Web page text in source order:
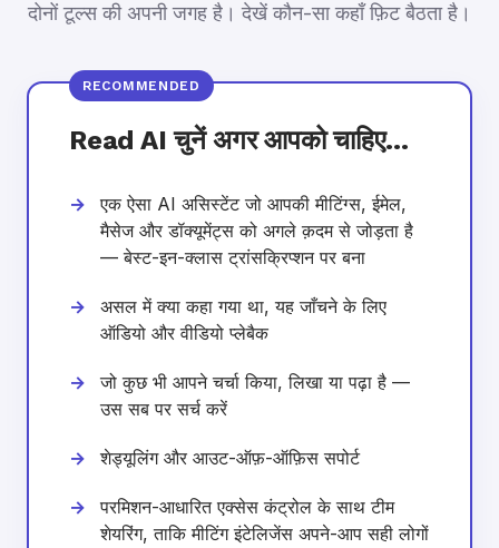
दोनों टूल्स की अपनी जगह है। देखें कौन-सा कहाँ फ़िट बैठता है।
Read AI चुनें अगर आपको चाहिए…
एक ऐसा AI असिस्टेंट जो आपकी मीटिंग्स, ईमेल,
मैसेज और डॉक्यूमेंट्स को अगले क़दम से जोड़ता है
— बेस्ट-इन-क्लास ट्रांसक्रिप्शन पर बना
असल में क्या कहा गया था, यह जाँचने के लिए
ऑडियो और वीडियो प्लेबैक
जो कुछ भी आपने चर्चा किया, लिखा या पढ़ा है —
उस सब पर सर्च करें
शेड्यूलिंग और आउट-ऑफ़-ऑफ़िस सपोर्ट
परमिशन-आधारित एक्सेस कंट्रोल के साथ टीम
शेयरिंग, ताकि मीटिंग इंटेलिजेंस अपने-आप सही लोगों